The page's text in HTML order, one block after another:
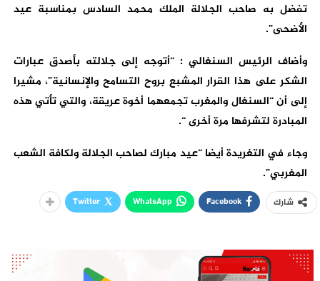
تفضل به صاحب الجلالة الملك محمد السادس بمناسبة عيد
الأضحى”.
وأضاف الرئيس السنغالي : “أتوجه إلى جلالته بأصدق عبارات
الشكر على هذا القرار المشبع بروح التسامح والإنسانية”، مشيرا
إلى أن “السنغال والمغرب تجمعهما أخوة عريقة، والتي تأتي هذه
المبادرة لتشرفها مرة أخرى “.
وجاء في التغريدة أيضا “عيد مبارك لصاحب الجلالة ولكافة الشعب
المغربي”.
شارك Facebook
WhatsApp
Twitter